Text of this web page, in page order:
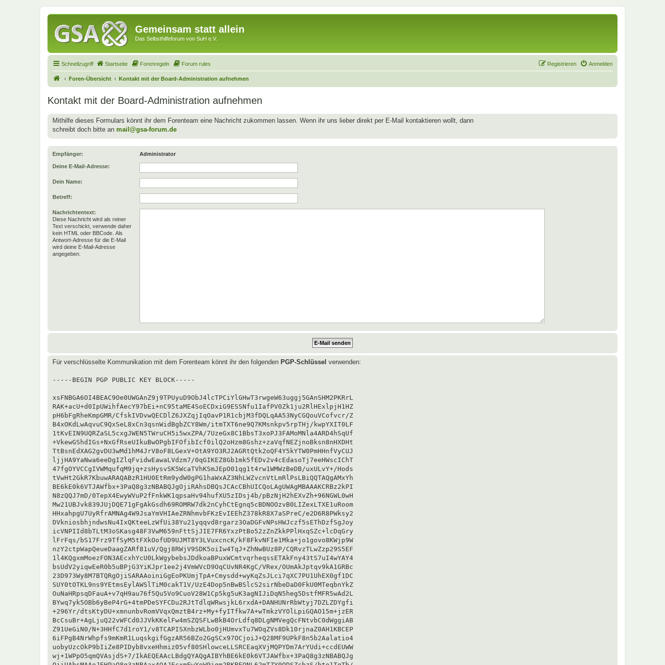
Gemeinsam statt allein
Das Selbsthilfeforum von SuH e.V.
Schnellzugriff Startseite Forenregeln Forum rules Anmelden
Registrieren
Foren-Übersicht Kontakt mit der Board-Administration aufnehmen
Kontakt mit der Board-Administration aufnehmen
Mithilfe dieses Formulars könnt ihr dem Forenteam eine Nachricht zukommen lassen. Wenn ihr uns lieber direkt per E-Mail kontaktieren wollt, dann
schreibt doch bitte an mail@gsa-forum.de
Empfänger: Administrator
Deine E-Mail-Adresse:
Dein Name:
Betreff:
Nachrichtentext:
Diese Nachricht wird als reiner
Text verschickt, verwende daher
kein HTML oder BBCode. Als
Antwort-Adresse für die E-Mail
wird deine E-Mail-Adresse
angegeben.
Für verschlüsselte Kommunikation mit dem Forenteam könnt ihr den folgenden PGP-Schlüssel verwenden:
-----BEGIN PGP PUBLIC KEY BLOCK-----
xsFNBGA6OI4BEAC9Oe0UWGAnZ9j9TPUyuD9ObJ4lcTPCiYlGHwT3rwgeW63uggj5GAnSHM2PKRrL
RAK+acU+d0IpUWihfAecY97bEi+nC95taME4SoECDxiG9ESSNfu1IafPV0Zk1ju2RlHExlpjH1HZ
pH6bFgRheKmpGMR/CfskIVDvwQECDlZ6JXZqjIqOavP1R1cbjM3fDQLqAA53NyCGQouVCofvcr/Z
B4xOKdLwAqvuC9QxSeL8xCn3qsnWidBgbZCY8Wm/itmTXT6ne9Q7KMsnkpv5rpTHj/kwpYXIT0LF
1tKvEIN9UQRZaSL5cxgJWEN5TWruCH5i5wxZPA/7UzeGx8C1BbsT3xoPJ3FAMoMNla4ARD4hSqUf
+VkewGShdIGs+NxGfRseUIkuBwOPgbIFOfibIcf0ilQ2oHzm8Gshz+zaVqfNEZjnoBksn8nHXDHt
TtBsnEdXAG2gvDU3wMd1hM4JrV8oF8LGexV+OtA9YO3RJ2AGRtQtk2oQF4Y5kYTW0PmHHnfVyCUJ
ljjHA9YaNwa6eeDgIZlqFvidwEawaLVdzm7/0qGIKEZ8Gb1mk5fEDv2v4cEdasoTj7eeHWscIChT
47fgOYVCCgIVWMqufqM9jq+zsHysvSK5WcaTVhKSmJEpO01qg1t4rw1WMWzBeDB/uxULvY+/Hods
tVwHt2GkR7KbuwARAQABzR1HU0EtRm9ydW0gPG1haWxAZ3NhLWZvcnVtLmRlPsLBiQQTAQgAMxYh
BE6kE0k6VTJAWfbx+3PaQ8g3zNBABQJgOjiRAhsDBQsJCAcCBhUICQoLAgUWAgMBAAAKCRBz2kPI
N8zQQJ7mD/0TepX4EwyWVuP2fFnkWK1qpsaHv94hufXU5zIDsj4b/pBzNjH2hEXvZh+96NGWL0wH
Mw21UBJvk839JUjDQE71gFgAkGsdh69ROMRW7dk2nCyhCtEgnq5cBDNOOzvB0LIZexLTXE1uRoom
HHxahpgU7UyRfrAMNAg4W9JsaYmVHIAeZRNhmvbFKzEvIEEhZ378kR8X7aSPreC/e2D6R8PWksy2
DVkniosbhjndwsNu4IxQKteeLzWfUi38Yu21yqqvd8rgarz3OaDGFvNPsHWJczf5sEThDzfSgJoy
icVNPIId8bTLtM3oSKasg48F3VwM659nFttSjJIE7FR6YxzPtBo52zZnZkkPPlHxqSZc+lcDqGry
lFrFqs/bS17Frz9TfSyM5tFXkOofUD9UJMT8Y3LVuxcncK/kF8FkvNFIe1Mka+jo1govo8KWjp9W
nzY2ctpWapQeueDaagZARf81uV/Qgj8RWjV9SDK5oiIw4TqJ+ZhNwBUz8P/CQRvzTLwZzp29S5EF
1l4KQgxmMoezFON3AEcxhYcU0LkWgybebsJDdkoaBPuxWCmtvqrheqssETAkFny43tS7uI4wYAY4
bsUdV2yiqwEeR0b5uBPjG3YiKJpr1ee2j4VmWVcD9OqCUvNR4KgC/VRex/OUmAkJptqv9kA1GRBc
23D973Wy8M7BTQRgOjiSARAAoiniGgEoPKUmjTpA+Cmysdd+wyKqZsJLci7qXC7PU1UhEX0gf1DC
SUY0tOTKL9ns9YEtmsEylAWSlTiM0cakT1V/UzE4Dop5nBwBSlcS2sirNbeDaD0FkU0MTeqbnYkZ
OuNaHRpsqDFauA+v7qH9au76f5Qu5Vo9CuoV28W1Cp5kg5uK3agNIJiDqN5heg5DstfMFR5wAd2L
BYwq7yk5OBb6yBeP4rG+4tmPDeSYFCDu2RJtTdlqWRwsjkL6rxdA+DANHUNrRbWtyj7DZLZDYgfi
+296Yr/dtsKtyDU+xmnunbvRomVVqxQmztB4rz+My+fyITfkw7A+wTmkzVYOlLpiGQAO15m+jzER
BcCsuBr+AgLjuQ22vWFCd0JJVkKKelFw4mSZQSFLwBkB4OrLdfq8DLgNMVegQcFNtvbC0dWggiAB
Z91UeGiN0/N+3HHfC7d1roY1/v8TCAPISXnbzWLbo0jHUmvxTu7WOqZVs8Dk10rjnaZ0AH1KBCEP
6iFPgB4NrWhpfs9mKmR1LuqskgifGgzAR56BZo2GgSCx97OCjoiJ+Q28MF9UPkF8n5b2Aalatio4
uobyUzcOkP9bIiZe8PIDyb8vxeHhmiz05vf80SHlowceLLSRCEaqXVjMQPYDm7ArYUdi+ccdEUWW
wj+1WPpO5qmQVAsjdS+7/IkAEQEAAcLBdgQYAQgAIBYhBE6kE0k6VTJAWfbx+3PaQ8g3zNBABQJg